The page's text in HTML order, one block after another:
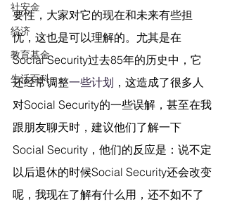
社安金
经济
教育基金
生活百科
要性，大家对它的现在和未来有些担
忧，这也是可以理解的。尤其是在
Social Security过去85年的历史中，它
还经常调整一些计划 ，这造成了很多人
对Social Security的一些误解，甚至在我
跟朋友聊天时，建议他们了解一下
Social Security，他们的反应是：说不定
以后退休的时候Social Security还会改变
呢，我现在了解有什么用，还不如不了